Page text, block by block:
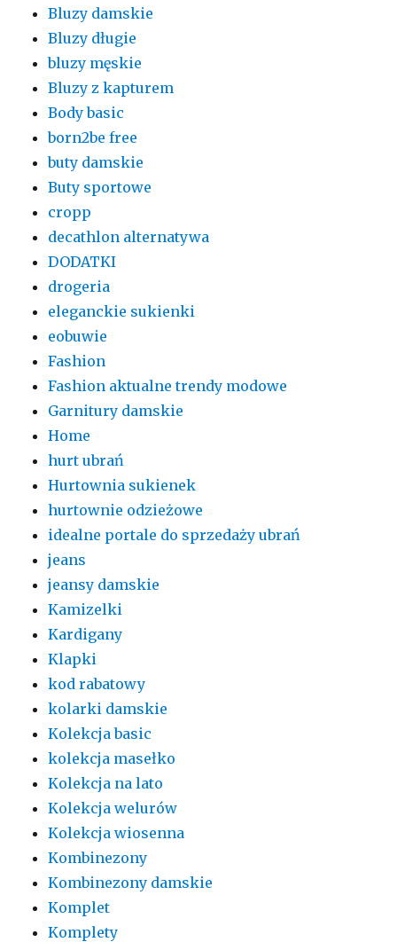
Bluzy damskie
Bluzy długie
bluzy męskie
Bluzy z kapturem
Body basic
born2be free
buty damskie
Buty sportowe
cropp
decathlon alternatywa
DODATKI
drogeria
eleganckie sukienki
eobuwie
Fashion
Fashion aktualne trendy modowe
Garnitury damskie
Home
hurt ubrań
Hurtownia sukienek
hurtownie odzieżowe
idealne portale do sprzedaży ubrań
jeans
jeansy damskie
Kamizelki
Kardigany
Klapki
kod rabatowy
kolarki damskie
Kolekcja basic
kolekcja masełko
Kolekcja na lato
Kolekcja welurów
Kolekcja wiosenna
Kombinezony
Kombinezony damskie
Komplet
Komplety